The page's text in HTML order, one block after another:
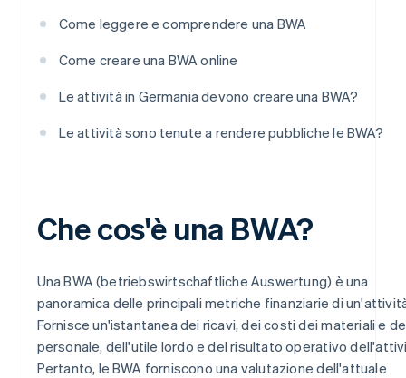
Come leggere e comprendere una BWA
Come creare una BWA online
Le attività in Germania devono creare una BWA?
Le attività sono tenute a rendere pubbliche le BWA?
Che cos'è una BWA?
Una BWA (betriebswirtschaftliche Auswertung) è una
panoramica delle principali metriche finanziarie di
Fornisce un'istantanea dei ricavi, dei costi dei materiali e
personale, dell'utile lordo e del risultato operativo
Pertanto, le BWA forniscono una valutazione dell'attuale